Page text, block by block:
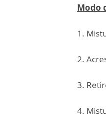
Modo
1.
2.
3.
4.